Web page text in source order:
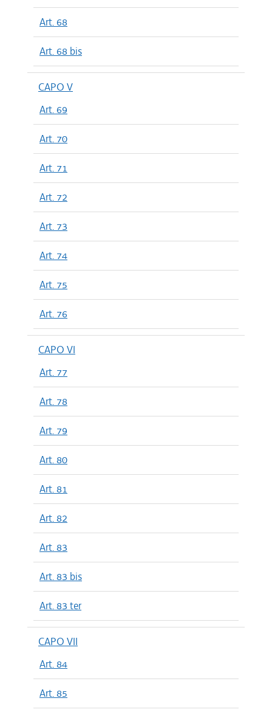
Art. 68
Art. 68 bis
CAPO V
Art. 69
Art. 70
Art. 71
Art. 72
Art. 73
Art. 74
Art. 75
Art. 76
CAPO VI
Art. 77
Art. 78
Art. 79
Art. 80
Art. 81
Art. 82
Art. 83
Art. 83 bis
Art. 83 ter
CAPO VII
Art. 84
Art. 85